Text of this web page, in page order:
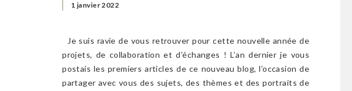
1 janvier 2022
Je suis ravie de vous retrouver pour cette nouvelle année de
projets, de collaboration et d’échanges ! L’an dernier je vous
postais les premiers articles de ce nouveau blog, l’occasion de
partager avec vous des sujets, des thèmes et des portraits de